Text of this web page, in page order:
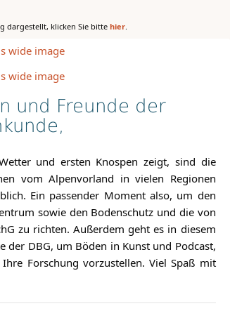
dargestellt, klicken Sie bitte hier.
und Freunde der
und ersten Knospen zeigt, sind die
vom Alpenvorland in vielen Regionen
Ein passender Moment also, um den
sowie den Bodenschutz und die von
zu richten. Außerdem geht es in diesem
der DBG, um Böden in Kunst und Podcast,
Forschung vorzustellen. Viel Spaß mit